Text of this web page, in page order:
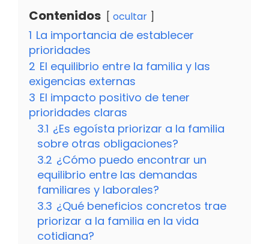
Contenidos ocultar
1 La importancia de establecer
prioridades
2 El equilibrio entre la familia y las
exigencias externas
3 El impacto positivo de tener
prioridades claras
3.1 ¿Es egoísta priorizar a la familia
sobre otras obligaciones?
3.2 ¿Cómo puedo encontrar un
equilibrio entre las demandas
familiares y laborales?
3.3 ¿Qué beneficios concretos trae
priorizar a la familia en la vida
cotidiana?